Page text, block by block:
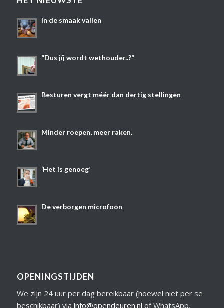
In de smaak vallen
“Dus jíj wordt wethouder..?”
Besturen vergt méér dan dertig stellingen
Minder roepen, meer raken.
‘Het is genoeg’
De verborgen microfoon
OPENINGSTIJDEN
We zijn 24 uur per dag bereikbaar (hoewel niet per se
beschikbaar) via info@opendeuren.nl of WhatsApp.